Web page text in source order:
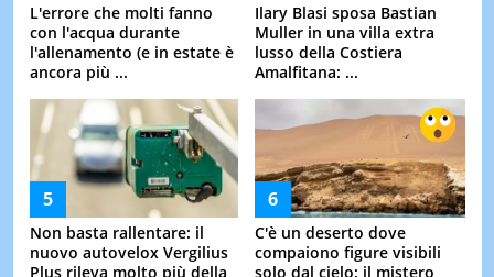
L'errore che molti fanno
con l'acqua durante
l'allenamento (e in estate è
ancora più ...
Ilary Blasi sposa Bastian
Muller in una villa extra
lusso della Costiera
Amalfitana: ...
Non basta rallentare: il
nuovo autovelox Vergilius
Plus rileva molto più della
C'è un deserto dove
compaiono figure visibili
solo dal cielo: il mistero